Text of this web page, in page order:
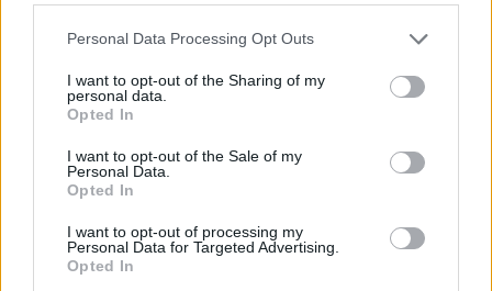
Personal Data Processing Opt Outs
I want to opt-out of the Sharing of my
personal data.
Opted In
I want to opt-out of the Sale of my
Personal Data.
Opted In
I want to opt-out of processing my
Personal Data for Targeted Advertising.
Opted In
Objawem zatorowości cholesterolowej są m.in.
wybroczyny, owrzodzenia, plamica. Miejscem, gdzie
zazwyczaj się pojawiają są stopy, podudzie, uda,
pośladki (sporadycznie występują na kończynach
górnych).
Ważne! Zatorowość cholesterolową może również
sugerować tzw. „zespół niebieskich palców” -